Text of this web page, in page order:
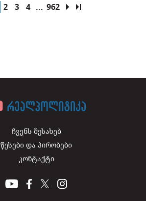
2 3 4 ... 962
ჩვენს შესახებ
წესები და პირობები
კონტაქტი